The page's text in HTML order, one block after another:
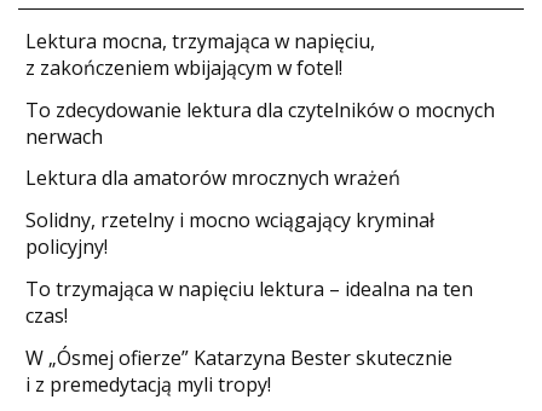
​Lektura mocna, trzymająca w napięciu,
z zakończeniem wbijającym w fotel!
​To zdecydowanie lektura dla czytelników o mocnych
nerwach
Lektura dla amatorów mrocznych wrażeń
Solidny, rzetelny i mocno wciągający kryminał
policyjny!
​To trzymająca w napięciu lektura – idealna na ten
czas!
W „Ósmej ofierze” Katarzyna Bester skutecznie
i z premedytacją myli tropy!